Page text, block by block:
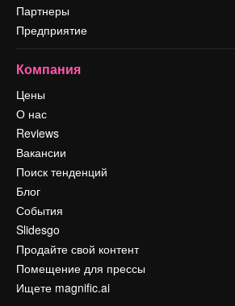
Партнеры
Предприятие
Компания
Цены
О нас
Reviews
Вакансии
Поиск тенденций
Блог
События
Slidesgo
Продайте свой контент
Помещение для прессы
Ищете magnific.ai